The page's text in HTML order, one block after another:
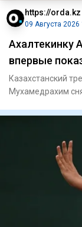
https://orda.kz
09 Августа 2026
Ахалтекинку
впервые
Казахстанский
Мухамедрахим